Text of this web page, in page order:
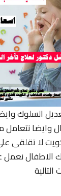
السلوك
وايضا
لا تقلقى
الاطفال